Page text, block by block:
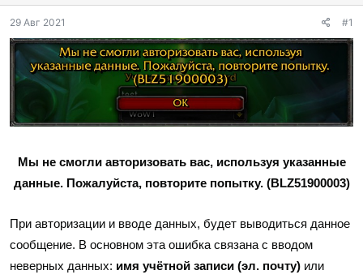
а
29 Авг 2021 #1
Мы не смогли авторизовать вас, используя указанные
данные. Пожалуйста, повторите попытку. (BLZ51900003)
При авторизации и вводе данных, будет выводиться данное
сообщение. В основном эта ошибка связана с вводом
неверных данных: имя учётной записи (эл. почту) или